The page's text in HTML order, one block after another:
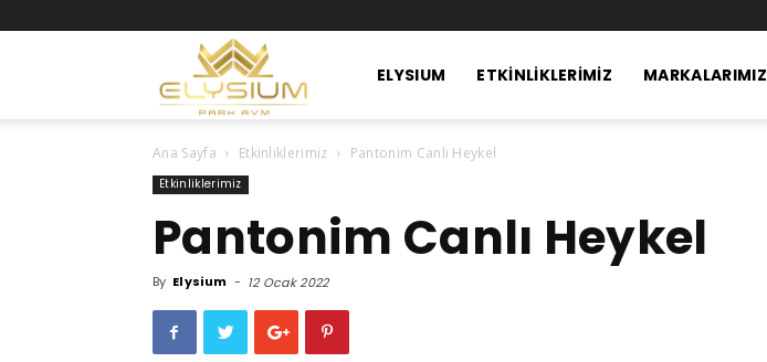
Park
Avm
ELYSIUM ETKINLIKLERIMIZ MARKALARIMIZ
Ana Sayfa Etkinliklerimiz Pantonim Canlı Heykel
Etkinliklerimiz
Pantonim Canlı Heykel
By Elysium - 12 Ocak 2022